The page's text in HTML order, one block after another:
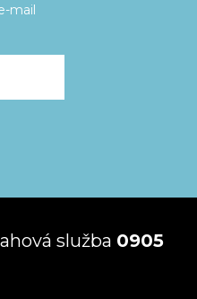
mail
služba 0905